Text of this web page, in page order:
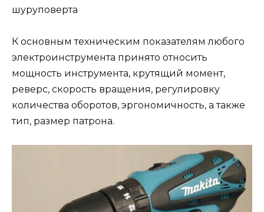
шуруповерта
К основным техническим показателям любого
электроинструмента принято относить
мощность инструмента, крутящий момент,
реверс, скорость вращения, регулировку
количества оборотов, эргономичность, а также
тип, размер патрона.